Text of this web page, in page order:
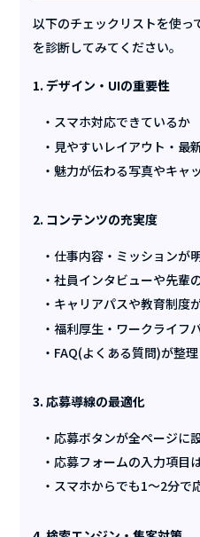
以下のチェックリストを使っ
を診断してみてください。
1. デザイン・UIの重要性
スマホ対応できているか
見やすいレイアウト・最
魅力が伝わる写真やキャ
2. コンテンツの充実度
仕事内容・ミッションが
社員インタビューや先輩
キャリアパスや教育制度
福利厚生・ワークライフ
FAQ(よくある質問)が整
3. 応募導線の最適化
応募ボタンが全ページに
応募フォームの入力項目
スマホからでも1〜2分で